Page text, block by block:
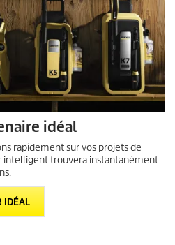
idéal
rapidement sur vos projets de
intelligent trouvera instantanément
IDÉAL